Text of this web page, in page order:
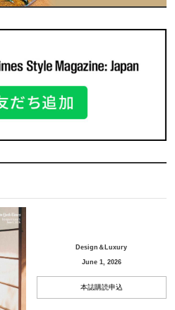
Design＆Luxury
June 1, 2026
本誌購読申込